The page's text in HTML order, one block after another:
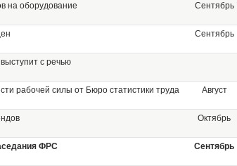
на оборудование Сентябрь
Сентябрь
с речью
рабочей силы от Бюро статистики труда Август
Октябрь
ФРС Сентябрь